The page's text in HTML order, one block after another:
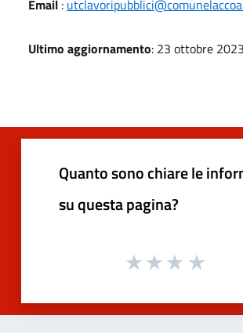
Email :
Ultimo aggiornamento: 23 ottobre
Quanto sono chiare le
su questa pagina?